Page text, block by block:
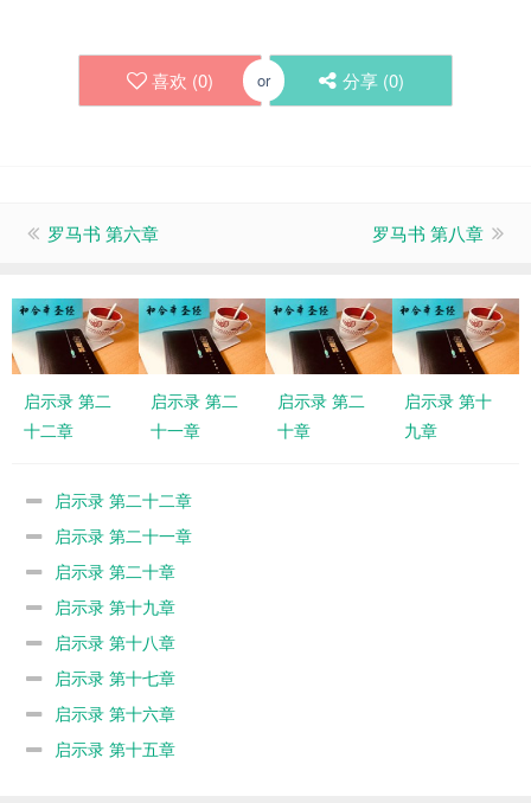
喜欢 (0) or 分享 (0)
罗马书 第六章 罗马书 第八章
启示录 第二
十二章
启示录 第二
十一章
启示录 第二
十章
启示录 第十
九章
启示录 第二十二章
启示录 第二十一章
启示录 第二十章
启示录 第十九章
启示录 第十八章
启示录 第十七章
启示录 第十六章
启示录 第十五章